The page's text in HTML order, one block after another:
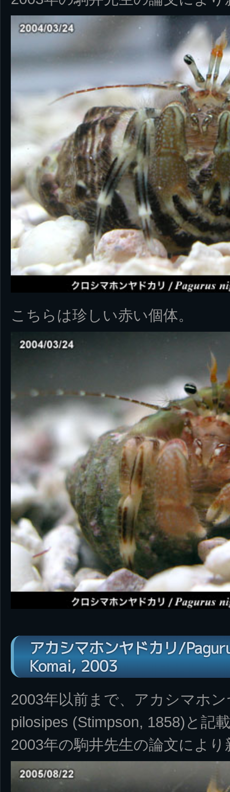
こちらは珍しい赤い個体。
アカシマホンヤドカリ/
Komai, 2003
2003年以前まで、アカシマホ
pilosipes (Stimpson, 1858)と記
2003年の駒井先生の論文によ